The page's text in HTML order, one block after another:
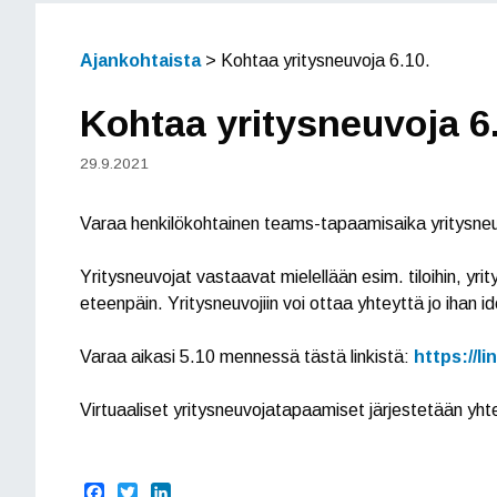
Ajankohtaista> Kohtaa yritysneuvoja 6.10.
Kohtaa yritysneuvoja
29.9.2021
Varaa henkilökohtainen teams-tapaamisaika
Yritysneuvojat vastaavat mielellään esim. tiloihin,
eteenpäin. Yritysneuvojiin voi ottaa yhteyttä jo ihan
Varaa aikasi 5.10 mennessä tästä linkistä: https://
Virtuaaliset yritysneuvojatapaamiset järjestetään